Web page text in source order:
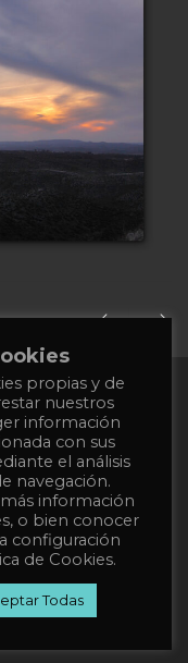
+34
651
862
863
Singulart:
propias y de
nuestros
información
con sus
el análisis
navegación.
información
o bien conocer
configuración
de Cookies.
Todas